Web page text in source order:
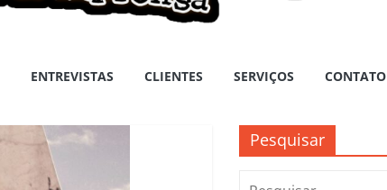
ENTREVISTAS CLIENTES SERVIÇOS CONTATO
Pesquisar